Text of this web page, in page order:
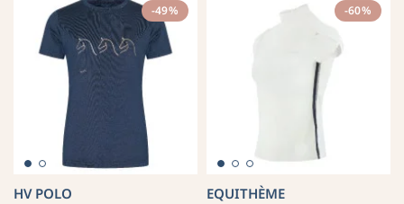
-49%
HV POLO
-60%
EQUITHÈME